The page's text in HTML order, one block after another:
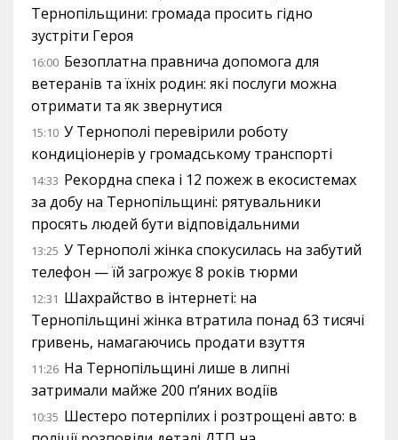
Тернопільщини: громада просить гідно
зустріти Героя
16:00 Безоплатна правнича допомога для
ветеранів та їхніх родин: які послуги можна
отримати та як звернутися
15:10 У Тернополі перевірили роботу
кондиціонерів у громадському транспорті
14:33 Рекордна спека і 12 пожеж в екосистемах
за добу на Тернопільщині: рятувальники
просять людей бути відповідальними
13:25 У Тернополі жінка спокусилась на забутий
телефон — їй загрожує 8 років тюрми
12:31 Шахрайство в інтернеті: на
Тернопільщині жінка втратила понад 63 тисячі
гривень, намагаючись продати взуття
11:26 На Тернопільщині лише в липні
затримали майже 200 п’яних водіїв
10:35 Шестеро потерпілих і розтрощені авто: в